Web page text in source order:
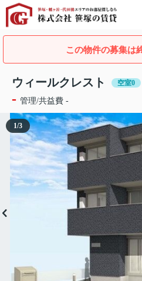
この物件の募集は
ウィールクレスト 空室0
- 管理/共益費 -
1/3